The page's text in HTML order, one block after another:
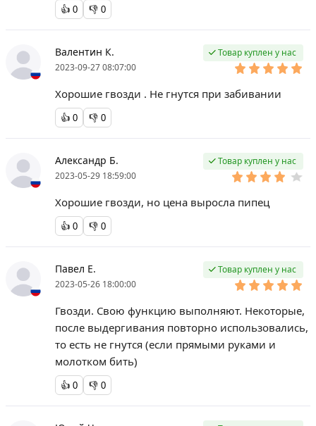
👍 0 👎 0
Валентин К.
2023-09-27 08:07:00
Товар куплен у нас
Хорошие гвозди . Не гнутся при забивании
👍 0 👎 0
Александр Б.
2023-05-29 18:59:00
Товар куплен у нас
Хорошие гвозди, но цена выросла пипец
👍 0 👎 0
Павел Е.
2023-05-26 18:00:00
Товар куплен у нас
Гвозди. Свою функцию выполняют. Некоторые,
после выдергивания повторно использовались,
то есть не гнутся (если прямыми руками и
молотком бить)
👍 0 👎 0